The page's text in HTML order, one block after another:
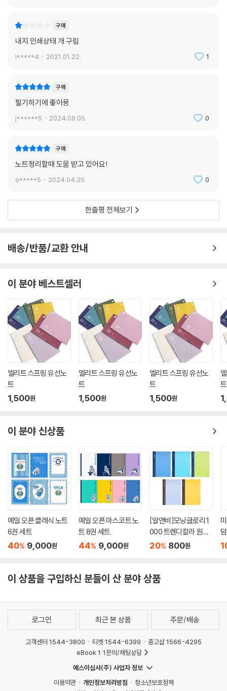
구매
내지 인쇄상태 개 구림
i*****4 2021.01.22. 1
구매
필기하기에 좋아용
j******5 2024.09.05. 0
구매
노트정리할때 도움 받고 있어요!
o*****5 2024.04.25. 0
한줄평 전체보기
배송/반품/교환 안내
이 분야 베스트셀러
엘리트 스프링 유선노
트
1,500원
엘리트 스프링 유선노
트
1,500원
엘리트 스프링 유선노
트
1,500원
트
이 분야 신상품
예일 오픈 클래식 노트
6권 세트
40% 9,000원
예일 오픈 마스코트 노
트 8권 세트
44% 9,000원
[알앤비]모닝글로리 1
000 트렌디칼라 원링
유선노트 낱개 1권/중
20% 800원
덤
이 상품을 구입하신 분들이 산 분야 상품
로그인 최근 본 상품 주문/배송
고객센터 1544-3800 티켓 1544-6399
중고샵 1566-4295
eBook 1:1문의/채팅상담
예스이십사(주) 사업자 정보
이용약관
개인정보처리방침
청소년보호정책